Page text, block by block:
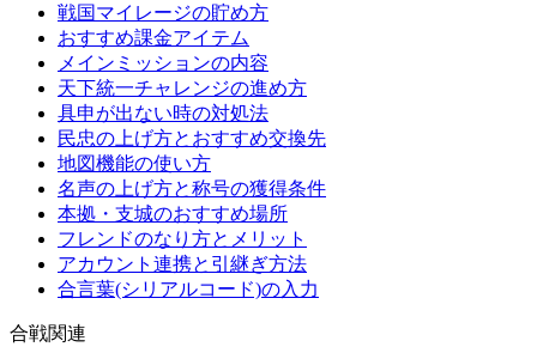
戦国マイレージの貯め方
おすすめ課金アイテム
メインミッションの内容
天下統一チャレンジの進め方
具申が出ない時の対処法
民忠の上げ方とおすすめ交換先
地図機能の使い方
名声の上げ方と称号の獲得条件
本拠・支城のおすすめ場所
フレンドのなり方とメリット
アカウント連携と引継ぎ方法
合言葉(シリアルコード)の入力
合戦関連